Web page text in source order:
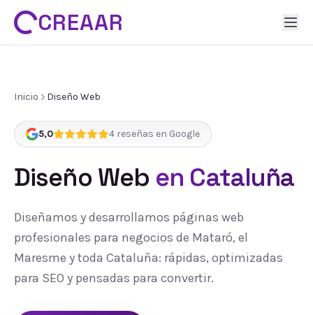
CREAAR
Inicio Diseño Web
5,0 4 reseñas en Google
Diseño Web en Cataluña
Diseñamos y desarrollamos páginas web
profesionales para negocios de Mataró, el
Maresme y toda Cataluña: rápidas, optimizadas
para SEO y pensadas para convertir.